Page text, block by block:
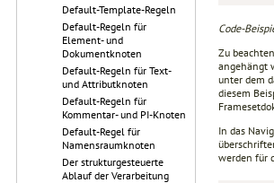
Default-Template-Regeln
Default-Regeln für
Element- und
Dokumentknoten
Default-Regeln für Text-
und Attributknoten
Default-Regeln für
Kommentar- und PI-Knoten
Default-Regel für
Namensraumknoten
Der strukturgesteuerte
Ablauf der Verarbeitung
Code-
Zu
angehängt
unter dem
diesem
In das
werden für